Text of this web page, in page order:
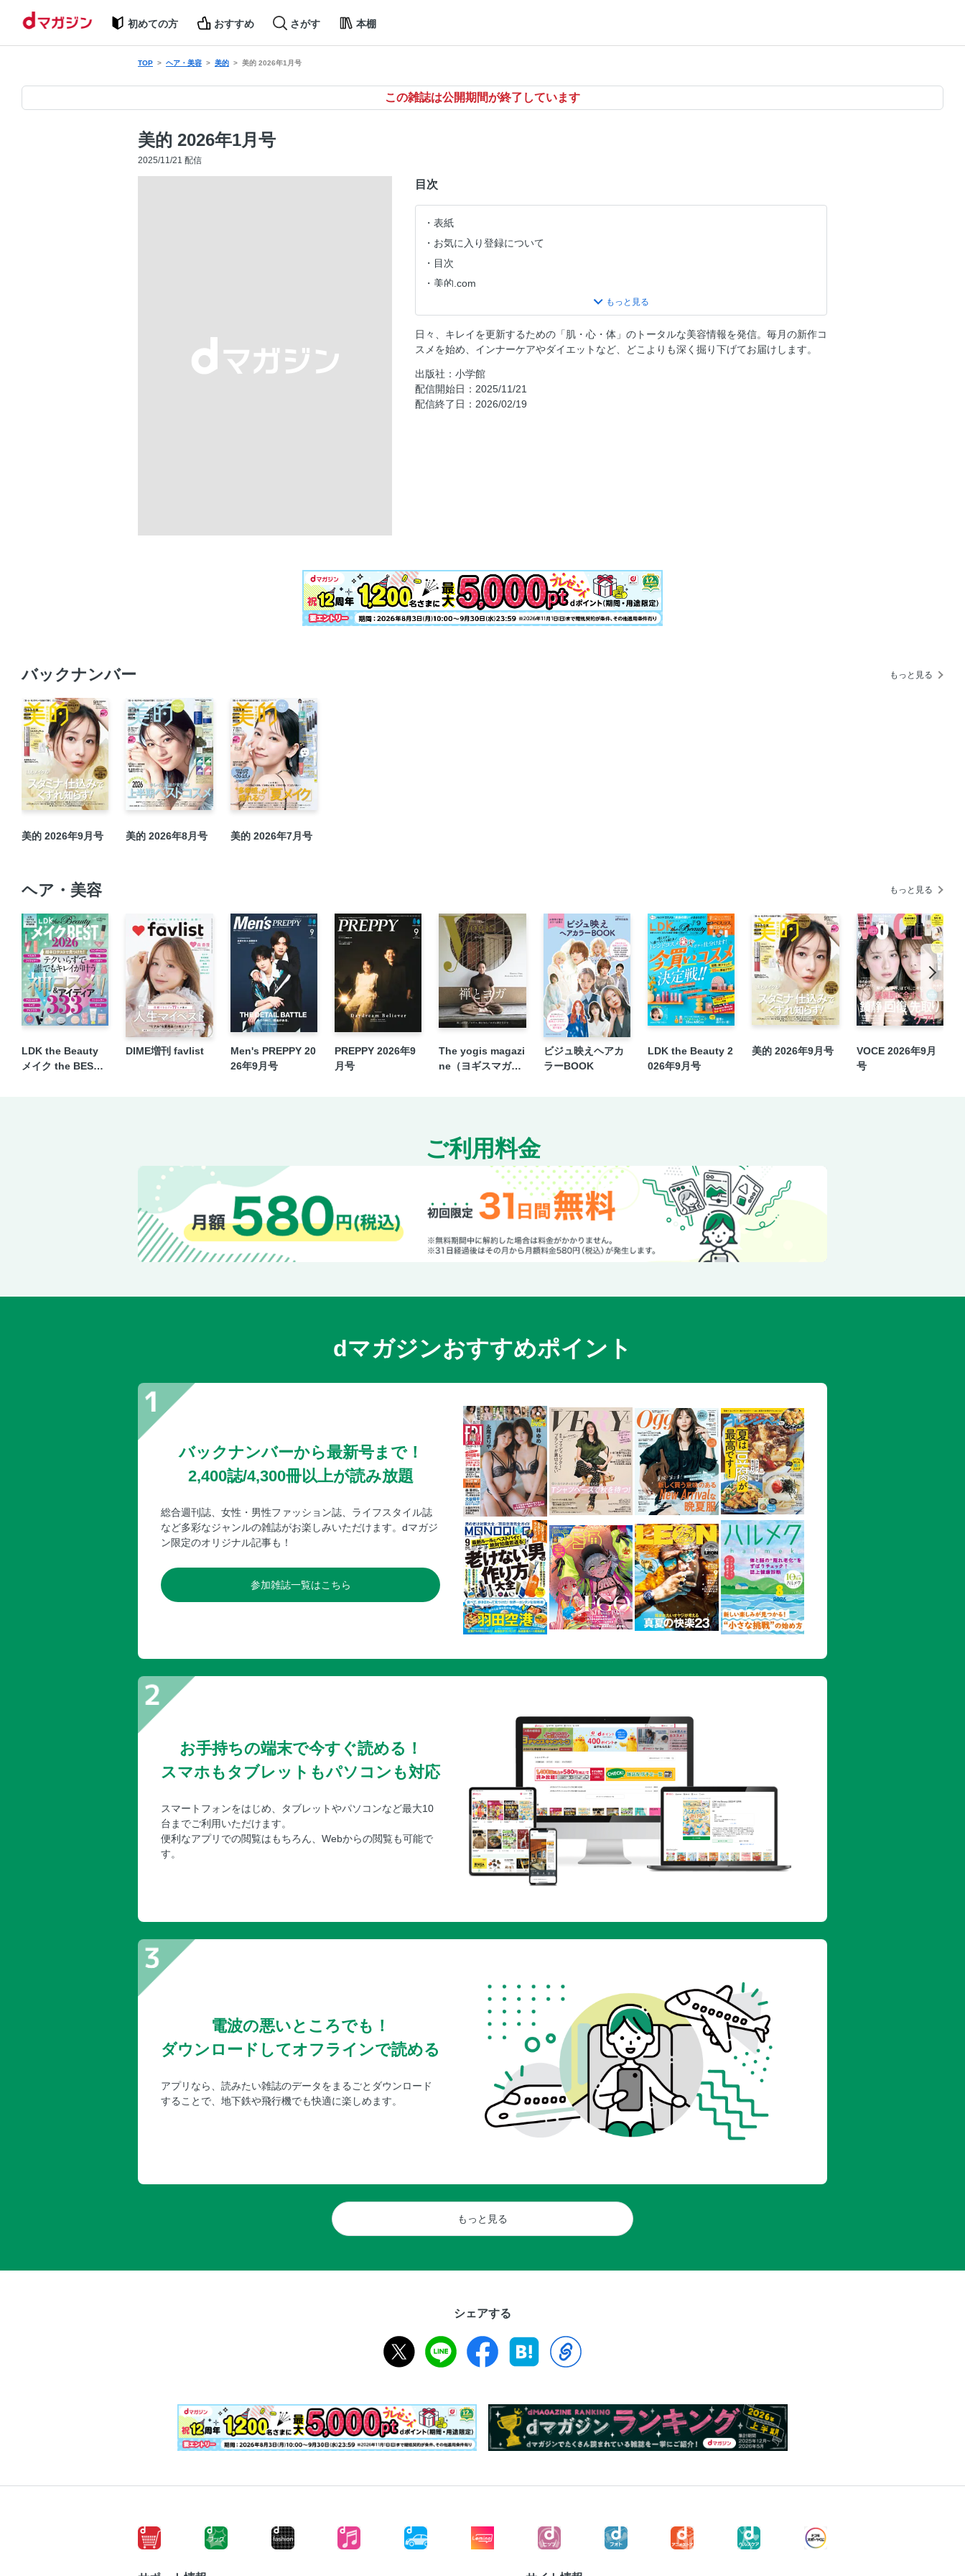
初めての方 おすすめ さがす 本棚
TOP ヘア・美容 美的 美的 2026年1月号
この雑誌は公開期間が終了しています
美的 2026年1月号
2025/11/21 配信
目次
表紙
お気に入り登録について
目次
美的.com
HEPATREAT 〝真冬のお守りスキンケア〟3点セット
【AD】ロート製薬
「ナイトウェルシリーズが私の味方です！」
この冬〝抜けサバメイク〟で自分とブラックコーデに新しいときめきを―。
高石あかり
美容家 石井美保の語りたいコスメ
【AD】誕生80年目に明かされる「パンテーン」の知られざる〝実は〟とは！？／P＆
Gジャパン
今こそ取り入れたい！〝長井メイク〟名鑑
氷川きよし＋KIINA.
心と体をととのえる新しい香りのチカラと魅力
スマイルビューティをかなえる歯・舌・あごの三位一体ケア
話題のコスメの発売日早わかりNEWS
NEWSな美意識
BITEKI entertainment 宮沢氷魚
あなたにキレイをPRESENT
＜電子版特典＞ バックナンバーから人気記事をピックアップ 2024年下半期美的ベス
トコスメ／1日数分の「締めトレ」を習慣にすればおなかペタンコの理想の美ボディ
に♪／素っぽいのに確実に盛れる「ストッキングメイク」入門
日々、キレイを更新するための「肌・心・体」のトータルな美容情報を発信。毎月の新作コ
スメを始め、インナーケアやダイエットなど、どこよりも深く掘り下げてお届けします。
出版社：小学館
配信開始日：2025/11/21
配信終了日：2026/02/19
バックナンバー もっと見る
美的 2026年9月号 美的 2026年8月号 美的 2026年7月号
ヘア・美容 もっと見る
LDK the Beauty
メイク the BEST 2
DIME増刊 favlist
Men's PREPPY 20
26年9月号
PREPPY 2026年9
月号
The yogis magazi
ne（ヨギスマガジ
ビジュ映えヘアカ
ラーBOOK
LDK the Beauty 2
026年9月号
美的 2026年9月号
VOCE 2026年9月
号
ご利用料金
dマガジンおすすめポイント
バックナンバーから最新号まで！
2,400誌/4,300冊以上が読み放題
総合週刊誌、女性・男性ファッション誌、ライフスタイル誌
など多彩なジャンルの雑誌がお楽しみいただけます。dマガジ
ン限定のオリジナル記事も！
参加雑誌一覧はこちら
お手持ちの端末で今すぐ読める！
スマホもタブレットもパソコンも対応
スマートフォンをはじめ、タブレットやパソコンなど最大10
台までご利用いただけます。
便利なアプリでの閲覧はもちろん、Webからの閲覧も可能で
す。
電波の悪いところでも！
ダウンロードしてオフラインで読める
アプリなら、読みたい雑誌のデータをまるごとダウンロード
することで、地下鉄や飛行機でも快適に楽しめます。
もっと見る
シェアする